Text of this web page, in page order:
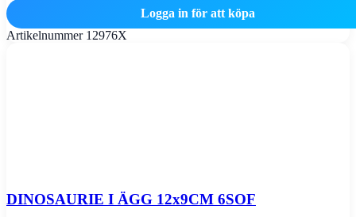
Logga in för att köpa
Artikelnummer 12976X
DINOSAURIE I ÄGG 12x9CM 6SOF